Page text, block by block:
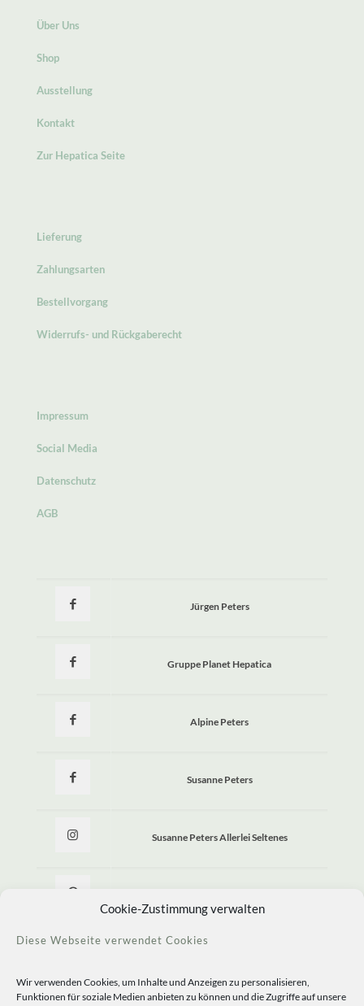
Cookie-Zustimmung verwalten
Diese Webseite verwendet Cookies
Wir verwenden Cookies, um Inhalte und Anzeigen zu personalisieren,
Funktionen für soziale Medien anbieten zu können und die Zugriffe auf unsere
Über Uns
Shop
Ausstellung
Kontakt
Zur Hepatica Seite
Lieferung
Zahlungsarten
Bestellvorgang
Widerrufs- und Rückgaberecht
Impressum
Social Media
Datenschutz
AGB
Jürgen Peters
Gruppe Planet Hepatica
Alpine Peters
Susanne Peters
Susanne Peters Allerlei Seltenes